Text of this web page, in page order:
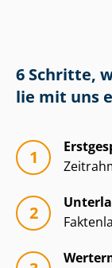
6 Schritte,
lie mit uns